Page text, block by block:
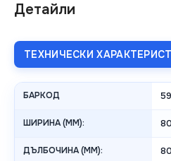
Детайли
ТЕХНИЧЕСКИ
БАРКОД
ШИРИНА (MM):
ДЪЛБОЧИНА (MM):